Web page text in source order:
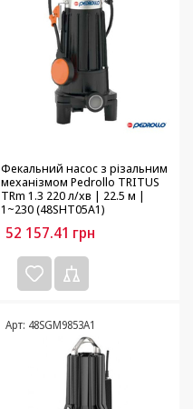
Фекальний насос з різальним
механізмом Pedrollo TRITUS
TRm 1.3 220 л/хв | 22.5 м |
1~230 (48SHT05A1)
52 157.41 грн
Арт: 48SGM9853A1